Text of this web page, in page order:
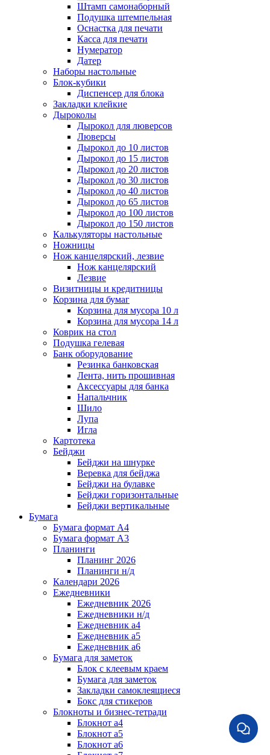
Штамп самонаборный
Подушка штемпельная
Оснастка для печати
Касса для печати
Нумератор
Датер
Наборы настольные
Блок-кубики
Диспенсер для блока
Закладки клейкие
Дыроколы
Дырокол для люверсов
Люверсы
Дырокол до 10 листов
Дырокол до 15 листов
Дырокол до 20 листов
Дырокол до 30 листов
Дырокол до 40 листов
Дырокол до 65 листов
Дырокол до 100 листов
Дырокол до 150 листов
Калькуляторы настольные
Ножницы
Нож канцелярский, лезвие
Нож канцелярский
Лезвие
Визитницы и кредитницы
Корзина для бумаг
Корзина для мусора 10 л
Корзина для мусора 14 л
Коврик на стол
Подушка гелевая
Банк оборудование
Резинка банковская
Лента, нить прошивная
Аксессуары для банка
Напальчник
Шило
Лупа
Игла
Картотека
Бейджи
Бейджи на шнурке
Веревка для бейджа
Бейджи на булавке
Бейджи горизонтальные
Бейджи вертикальные
Бумага
Бумага формат А4
Бумага формат А3
Планинги
Планинг 2026
Планинги н/д
Календари 2026
Ежедневники
Ежедневник 2026
Ежедневники н/д
Ежедневник а4
Ежедневник а5
Ежедневник а6
Бумага для заметок
Блок с клеевым краем
Бумага для заметок
Закладки самоклеящиеся
Бокс для стикеров
Блокноты и бизнес-тетради
Блокнот а4
Блокнот а5
Блокнот а6